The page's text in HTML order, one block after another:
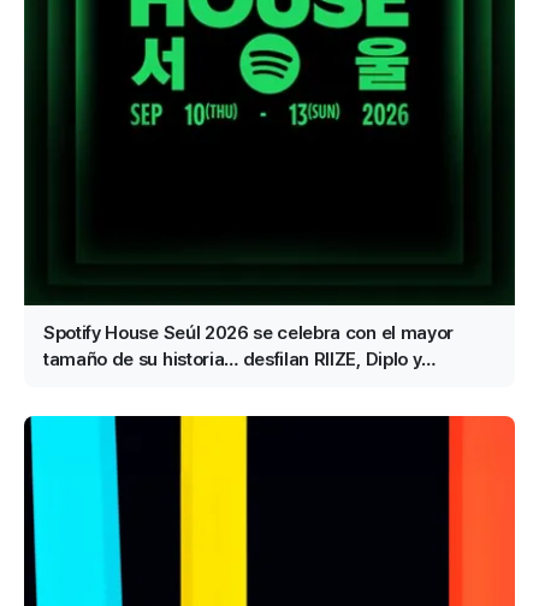
Spotify House Seúl 2026 se celebra con el mayor
tamaño de su historia… desfilan RIIZE, Diplo y